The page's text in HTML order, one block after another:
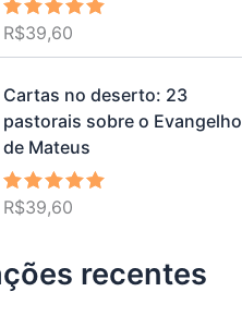
Avaliação
R$39,60
Cartas no deserto: 23
pastorais sobre o Evangelho
de Mateus
Avaliação
R$39,60
recentes